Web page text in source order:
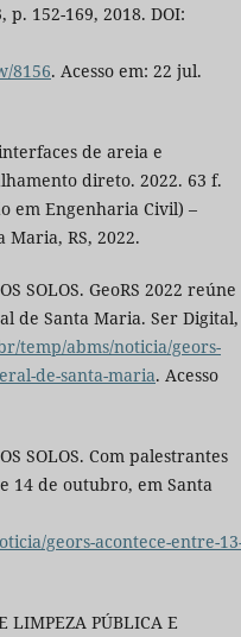
152-169, 2018. DOI:
8156. Acesso em: 22 jul.
de areia e
direto. 2022. 63 f.
em Engenharia Civil) –
RS, 2022.
SOLOS. GeoRS 2022 reúne
de Santa Maria. Ser Digital,
temp/abms/noticia/geors-
de-santa-maria. Acesso
SOLOS. Com palestrantes
14 de outubro, em Santa
geors-acontece-entre-
LIMPEZA PÚBLICA E